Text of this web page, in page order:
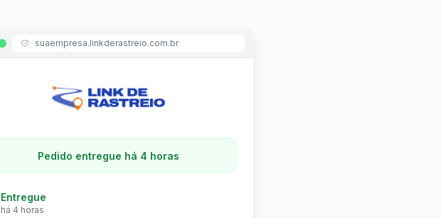
suaempresa.linkderastreio.com.br
Pedido entregue há 4 horas
Entregue
há 4 horas